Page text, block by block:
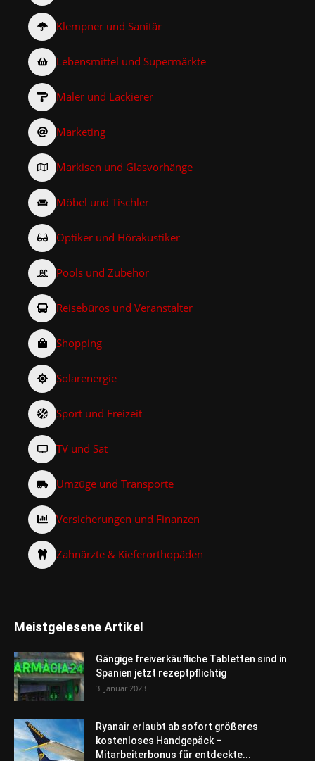
Klempner und Sanitär
Lebensmittel und Supermärkte
Maler und Lackierer
Marketing
Markisen und Glasvorhänge
Möbel und Tischler
Optiker und Hörakustiker
Pools und Zubehör
Reisebüros und Veranstalter
Shopping
Solarenergie
Sport und Freizeit
TV und Sat
Umzüge und Transporte
Versicherungen und Finanzen
Zahnärzte & Kieferorthopäden
Meistgelesene Artikel
Gängige freiverkäufliche Tabletten sind in
Spanien jetzt rezeptpflichtig
3. Januar 2023
Ryanair erlaubt ab sofort größeres
kostenloses Handgepäck –
Mitarbeiterbonus für entdeckte...